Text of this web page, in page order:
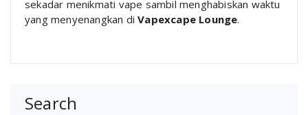
sekadar menikmati vape sambil menghabiskan waktu
yang menyenangkan diVapexcape Lounge.
Search